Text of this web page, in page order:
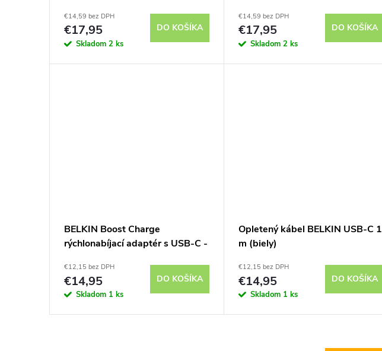
€14,59 bez DPH
€17,95
Skladom 2 ks
DO KOŠÍKA
€14,59 bez DPH
€17,95
Skladom2 ks
DO KOŠÍKA
BELKIN Boost Charge
rýchlonabíjací adaptér s USB-C -
€12,15 bez DPH
€14,95
Skladom 1 ks
DO KOŠÍKA
Opletený kábel BELKIN USB-C 1
m (biely)
€12,15 bez DPH
€14,95
Skladom 1 ks
DO KOŠÍKA